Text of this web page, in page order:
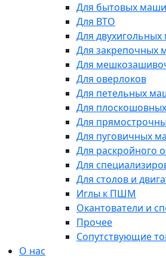
Для бытовых
Для ВТО
Для
Для закрепочных
Для
Для оверлоков
Для петельных
Для
Для
Для пуговичных
Для раскройного
Для
Для столов и
Иглы к ПШМ
Окантователи и
Прочее
Сопутствующие
О нас